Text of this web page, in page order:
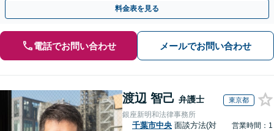
料金表を見る
電話でお問い合わせ メールでお問い合わせ
渡辺 智己 弁護士 東京都
銀座新明和法律事務所
千葉市中央 面談方法(対
営業時間：1